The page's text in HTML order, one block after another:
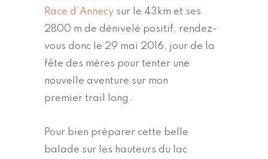
Race d’Annecy sur le 43km et ses
2800 m de dénivelé positif, rendez-
vous donc le 29 mai 2016, jour de la
fête des mères pour tenter une
nouvelle aventure sur mon
premier trail long.
Pour bien préparer cette belle
balade sur les hauteurs du lac